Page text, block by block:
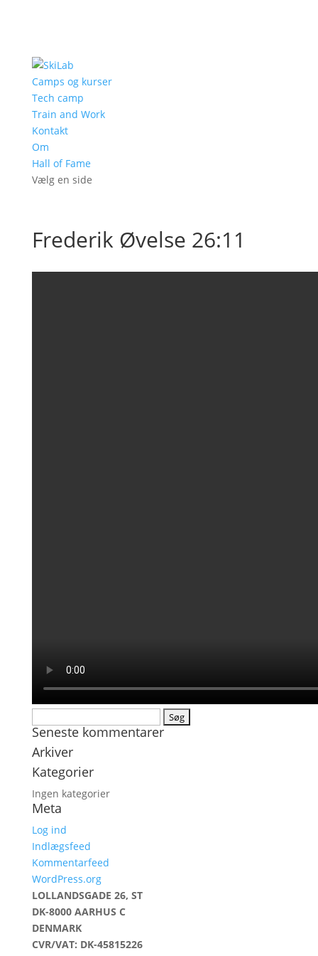
Camps og kurser
Tech camp
Train and Work
Kontakt
Om
Hall of Fame
Vælg en side
Frederik Øvelse 26:11
efter:
Seneste kommentarer
Arkiver
Kategorier
Ingen kategorier
Meta
Log ind
Indlægsfeed
Kommentarfeed
WordPress.org
LOLLANDSGADE 26, ST
DK-8000 AARHUS C
DENMARK
CVR/VAT: DK-45815226